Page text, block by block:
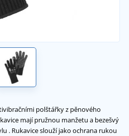
polštářky z pěnového
mají pružnou manžetu a bezešvý
. Rukavice slouží jako ochrana rukou